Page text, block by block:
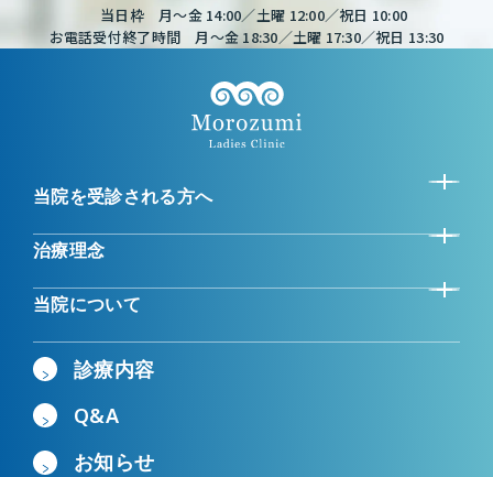
当日枠 月～金 14:00／土曜 12:00／祝日 10:00
お電話受付終了時間 月～金 18:30／土曜 17:30／祝日 13:30
当院を受診される方へ
治療理念
当院について
診療内容
Q&A
お知らせ